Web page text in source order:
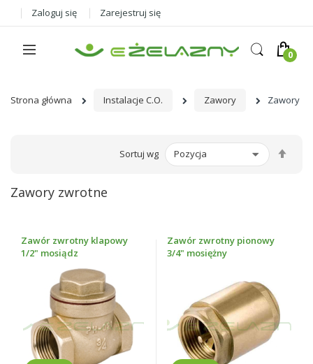
Zaloguj się Zarejestruj się
Strona główna Instalacje C.O. Zawory Zawory
Zawory zwrotne
Sortuj wg
Zawór zwrotny klapowy
1/2" mosiądz
Zawór zwrotny pionowy
3/4" mosiężny